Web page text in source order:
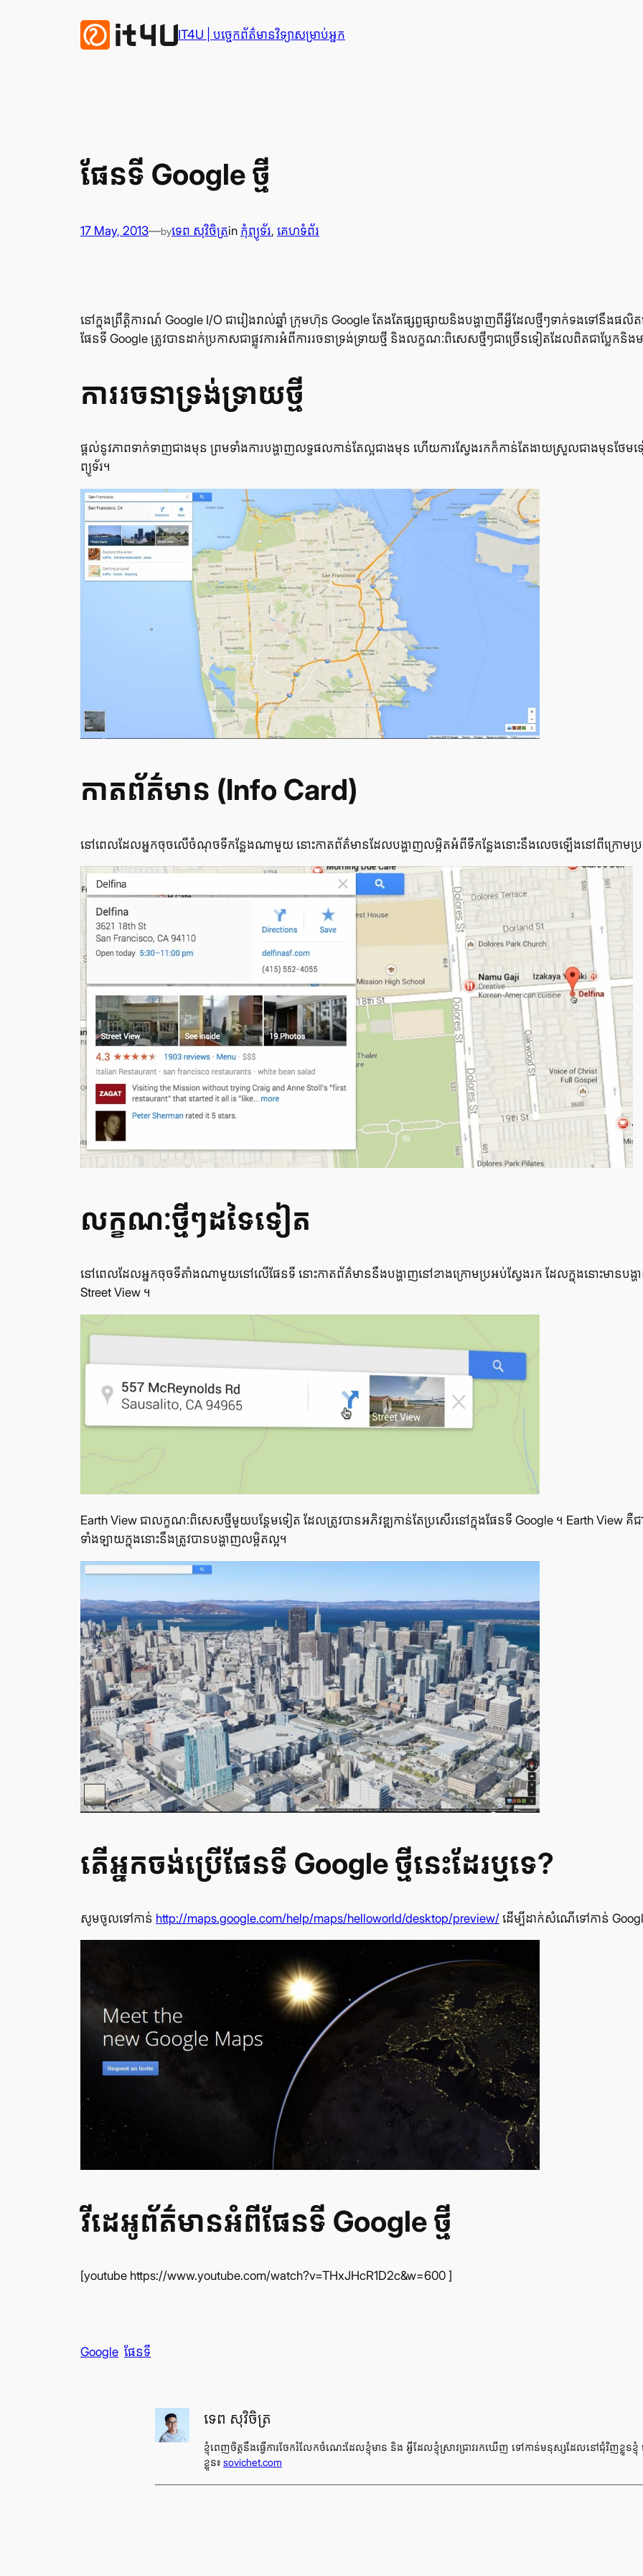
IT4U | បច្ចេក​ព័ត៌មានវិទ្យា​សម្រាប់​អ្នក
ផែន​ទី Google ថ្មី
17 May, 2013—byទេព សុវិចិត្រin កុំព្យូទ័រ, គេហទំព័រ
នៅ​ក្នុង​ព្រឹត្តិការណ៍ Google I/O ជា​រៀង​រាល់​ឆ្នាំ ក្រុមហ៊ុន Google តែង​តែ​ផ្សព្វផ្សាយ​និង​បង្ហាញ​ពី​អ្វី​ដែលថ្មីៗ​ទាក់​ទង​ទៅ​នឹង​ផ
ផែនទី Google ត្រូវ​បាន​ដាក់​ប្រកាស​ជា​ផ្លូវ​ការ​អំពី​ការ​រចនា​ទ្រង់​ទ្រាយ​ថ្មី និង​លក្ខណៈ​ពិសេស​ថ្មីៗ​ជា​ច្រើន​ទៀត​ដែល​ពិត​ជា​ប្លែក​និ
ការ​រចនា​ទ្រង់​ទ្រាយ​ថ្មី
ផ្ដល់​នូវ​ភាព​ទាក់​ទាញ​ជាង​មុន ព្រម​ទាំង​ការ​បង្ហាញ​លទ្ធផល​កាន់​តែ​ល្អ​ជាង​មុន ហើយ​ការ​ស្វែង​រក​ក៏​កាន់​តែ​ងាយ​ស្រួល​ជាង​មុន​ថែ
ព្យូទ័រ។
កាត​ព័ត៌មាន (Info Card)
នៅ​ពេល​ដែល​អ្នក​ចុច​លើ​ចំណុច​ទីកន្លែង​ណា​មួយ នោះ​កាត​ព័ត៌មាន​ដែល​បង្ហាញ​លម្អិត​អំពី​ទី​កន្លែង​នោះ​នឹង​លេច​ឡើង​នៅ​ពីក្រោម​ប្រ
លក្ខណៈ​ថ្មីៗ​ដទៃ​ទៀត
នៅ​ពេល​ដែល​អ្នក​ចុច​ទីតាំង​ណា​មួយ​នៅ​លើ​ផែន​ទី នោះ​កាត​ព័ត៌មាន​នឹង​បង្ហាញ​នៅ​ខាង​ក្រោម​ប្រអប់​ស្វែង​រក ដែល​ក្នុង​នោះ​មាន​បង្
Street View ។
Earth View ជា​លក្ខណៈ​ពិសេស​ថ្មី​មួយ​បន្ថែម​ទៀត ដែល​ត្រូវ​បាន​អភិវឌ្ឍ​កាន់​តែ​ប្រសើរ​នៅ​ក្នុង​ផែន​ទី Google ។ Earth View គឺ​ជា​ក
ទាំង​ឡាយ​ក្នុង​នោះ​នឹង​ត្រូវ​បាន​បង្ហាញ​លម្អិត​ល្អ។
តើ​អ្នក​ចង់​ប្រើផែន​ទី Google ថ្មី​នេះ​ដែរ​ឬទេ?
សូម​ចូល​ទៅ​កាន់ http://maps.google.com/help/maps/helloworld/desktop/preview/ដើម្បី​ដាក់​សំណើ​ទៅ​កាន់
វីដេអូ​ព័ត៌មាន​អំពីផែន​ទី Google ថ្មី
[youtube https://www.youtube.com/watch?v=THxJHcR1D2c&w=600 ]
Google ផែនទី
ទេព សុវិចិត្រ
ខ្ញុំ​ពេញ​ចិត្ត​នឹង​ធ្វើ​ការ​ចែក​រំលែក​ចំណេះ​ដែល​ខ្ញុំ​មាន និង អ្វី​ដែល​ខ្ញុំ​ស្រាវ​ជ្រាវ​រក​ឃើញ ទៅ​កាន់​មនុស្ស​ដែល​នៅ​ជុំ​វិញ​ខ្លួន​ខ្
ខ្លួន៖ sovichet.com